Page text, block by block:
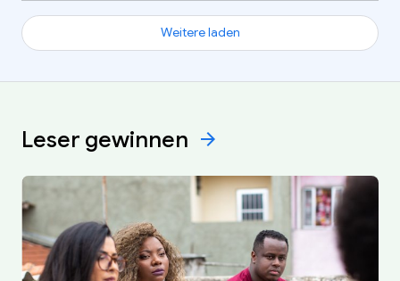
Weitere laden
Leser gewinnen arrow_forward